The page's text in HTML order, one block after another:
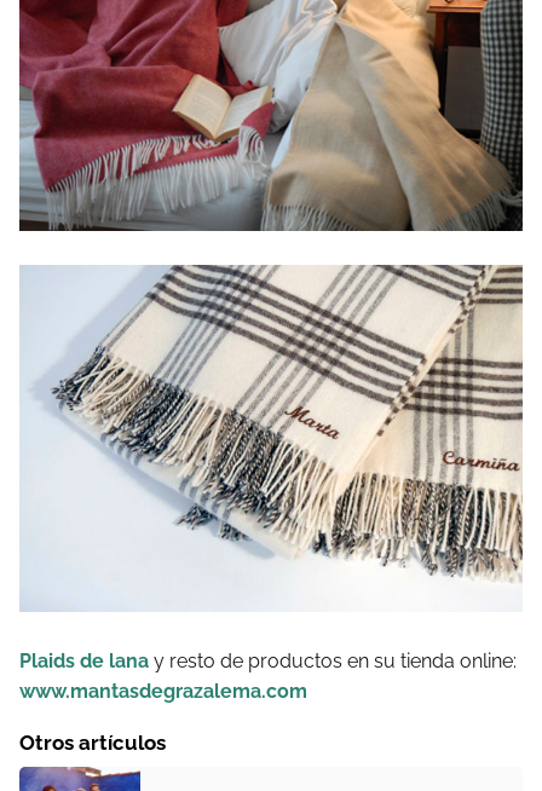
Plaids de lana y resto de productos en su tienda online:
www.mantasdegrazalema.com
Otros artículos